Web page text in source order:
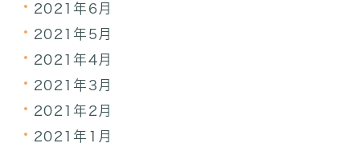
2021年6月
2021年5月
2021年4月
2021年3月
2021年2月
2021年1月